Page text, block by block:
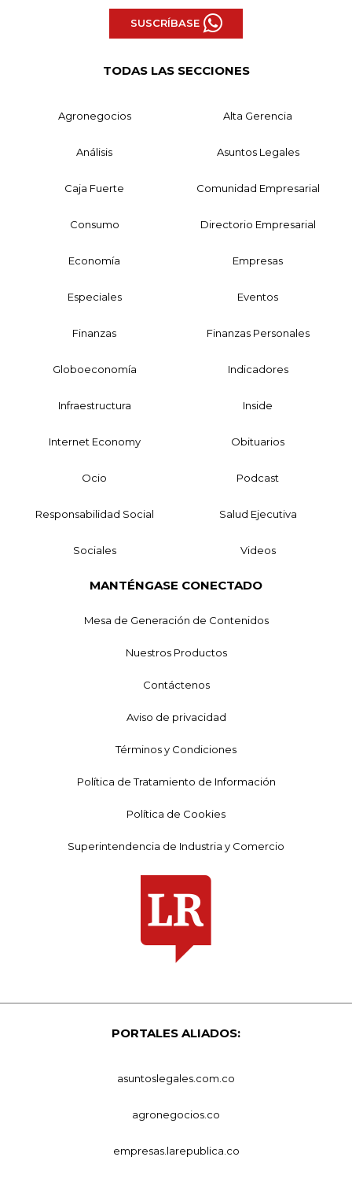
SUSCRÍBASE
TODAS LAS SECCIONES
Agronegocios Alta Gerencia
Análisis Asuntos Legales
Caja Fuerte Comunidad Empresarial
Consumo Directorio Empresarial
Economía Empresas
Especiales Eventos
Finanzas Finanzas Personales
Globoeconomía Indicadores
Infraestructura Inside
Internet Economy Obituarios
Ocio Podcast
Responsabilidad Social Salud Ejecutiva
Sociales Videos
MANTÉNGASE CONECTADO
Mesa de Generación de Contenidos
Nuestros Productos
Contáctenos
Aviso de privacidad
Términos y Condiciones
Política de Tratamiento de Información
Política de Cookies
Superintendencia de Industria y Comercio
PORTALES ALIADOS:
asuntoslegales.com.co
agronegocios.co
empresas.larepublica.co